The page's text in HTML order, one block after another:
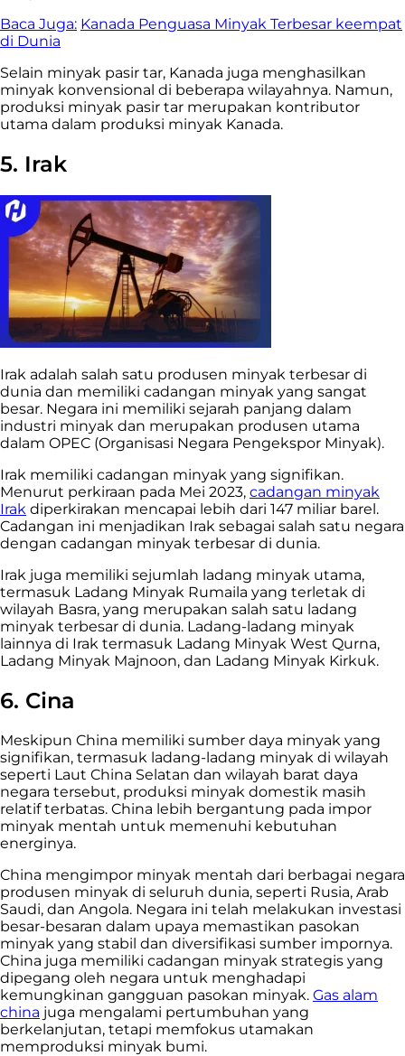
Baca Juga: Kanada Penguasa Minyak Terbesar keempat
di Dunia
Selain minyak pasir tar, Kanada juga menghasilkan
minyak konvensional di beberapa wilayahnya. Namun,
produksi minyak pasir tar merupakan kontributor
utama dalam produksi minyak Kanada.
5. Irak
Irak adalah salah satu produsen minyak terbesar di
dunia dan memiliki cadangan minyak yang sangat
besar. Negara ini memiliki sejarah panjang dalam
industri minyak dan merupakan produsen utama
dalam OPEC (Organisasi Negara Pengekspor Minyak).
Irak memiliki cadangan minyak yang signifikan.
Menurut perkiraan pada Mei 2023, cadangan minyak
Irak diperkirakan mencapai lebih dari 147 miliar barel.
Cadangan ini menjadikan Irak sebagai salah satu negara
dengan cadangan minyak terbesar di dunia.
Irak juga memiliki sejumlah ladang minyak utama,
termasuk Ladang Minyak Rumaila yang terletak di
wilayah Basra, yang merupakan salah satu ladang
minyak terbesar di dunia. Ladang-ladang minyak
lainnya di Irak termasuk Ladang Minyak West Qurna,
Ladang Minyak Majnoon, dan Ladang Minyak Kirkuk.
6. Cina
Meskipun China memiliki sumber daya minyak yang
signifikan, termasuk ladang-ladang minyak di wilayah
seperti Laut China Selatan dan wilayah barat daya
negara tersebut, produksi minyak domestik masih
relatif terbatas. China lebih bergantung pada impor
minyak mentah untuk memenuhi kebutuhan
energinya.
China mengimpor minyak mentah dari berbagai negara
produsen minyak di seluruh dunia, seperti Rusia, Arab
Saudi, dan Angola. Negara ini telah melakukan investasi
besar-besaran dalam upaya memastikan pasokan
minyak yang stabil dan diversifikasi sumber impornya.
China juga memiliki cadangan minyak strategis yang
dipegang oleh negara untuk menghadapi
kemungkinan gangguan pasokan minyak. Gas alam
china juga mengalami pertumbuhan yang
berkelanjutan, tetapi memfokus utamakan
memproduksi minyak bumi.